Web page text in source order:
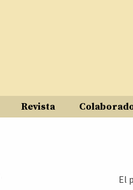
Revista
El